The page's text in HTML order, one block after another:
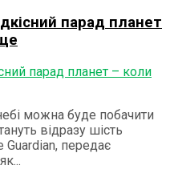
парад планет
можна буде побачити
відразу шість
передає